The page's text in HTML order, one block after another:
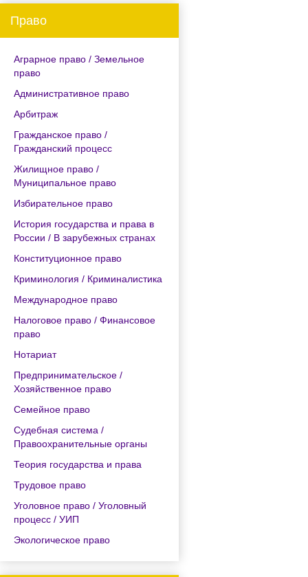
Право
Аграрное право / Земельное
право
Административное право
Арбитраж
Гражданское право /
Гражданский процесс
Жилищное право /
Муниципальное право
Избирательное право
История государства и права в
России / В зарубежных странах
Конституционное право
Криминология / Криминалистика
Международное право
Налоговое право / Финансовое
право
Нотариат
Предпринимательское /
Хозяйственное право
Семейное право
Судебная система /
Правоохранительные органы
Теория государства и права
Трудовое право
Уголовное право / Уголовный
процесс / УИП
Экологическое право